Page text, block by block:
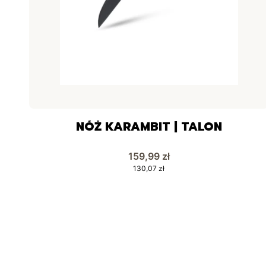
NÓŻ KARAMBIT | TALON
Cena
159,99 zł
Cena
130,07 zł